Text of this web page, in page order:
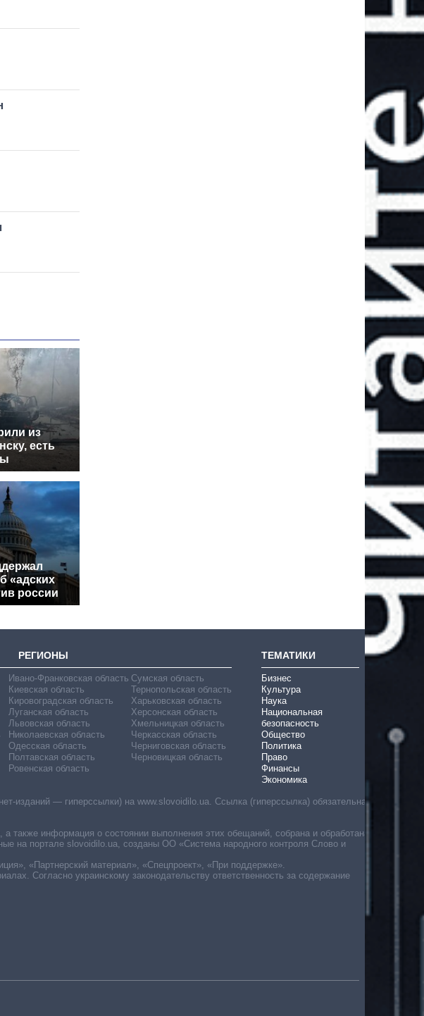
из
есть
«адских
россии
РЕГИОНЫ
Ивано-Франковская область
Киевская область
Кировоградская область
Луганская область
Львовская область
Николаевская область
Одесская область
Полтавская область
Ровенская область
Сумская область
Тернопольская область
Харьковская область
Херсонская область
Хмельницкая область
Черкасская область
Черниговская область
Черновицкая область
ТЕМАТИКИ
Бизнес
Культура
Наука
Национальная
безопасность
Общество
Политика
Право
Финансы
Экономика
изданий — гиперссылки) на www.slovoidilo.ua. Ссылка (гиперссылка) обязательна
информация о состоянии выполнения этих обещаний, собрана и обработана
портале slovoidilo.ua, созданы ОО «Система народного контроля Слово и
«Партнерский материал», «Спецпроект», «При поддержке».
Согласно украинскому законодательству ответственность за содержание